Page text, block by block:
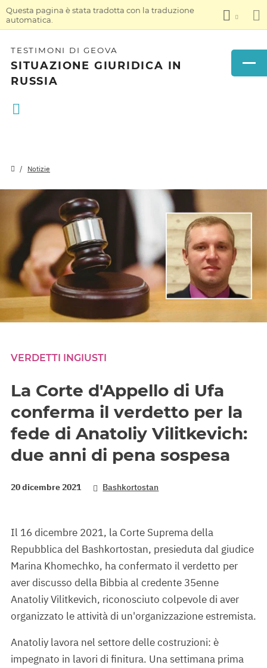
Questa pagina è stata tradotta con la traduzione
automatica.
TESTIMONI DI GEOVA
SITUAZIONE GIURIDICA IN
RUSSIA
Notizie
VERDETTI INGIUSTI
La Corte d'Appello di Ufa
conferma il verdetto per la
fede di Anatoliy Vilitkevich:
due anni di pena sospesa
20 dicembre 2021 Bashkortostan
Il 16 dicembre 2021, la Corte Suprema della
Repubblica del Bashkortostan, presieduta dal giudice
Marina Khomechko, ha confermato il verdetto per
aver discusso della Bibbia al credente 35enne
Anatoliy Vilitkevich, riconosciuto colpevole di aver
organizzato le attività di un'organizzazione estremista.
Anatoliy lavora nel settore delle costruzioni: è
impegnato in lavori di finitura. Una settimana prima